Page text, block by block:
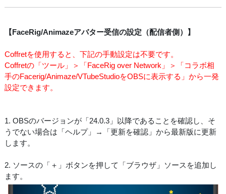
【FaceRig/Animazeアバター受信の設定（配信者側）】
Coffretを使用すると、下記の手動設定は不要です。
Coffretの「ツール」＞「FaceRig over Network」＞「コラボ相
手のFacerig/Animaze/VTubeStudioをOBSに表示する」から一発
設定できます。
1. OBSのバージョンが「24.0.3」以降であることを確認し、そ
うでない場合は「ヘルプ」→「更新を確認」から最新版に更新
します。
2. ソースの「＋」ボタンを押して「ブラウザ」ソースを追加し
ます。